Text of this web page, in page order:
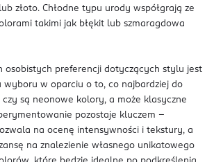
złoto. Chłodne typu urody współgrają ze
takimi jak błękit lub szmaragdowa
osobistych preferencji dotyczących stylu jest
wyboru w oparciu o to, co najbardziej do
są neonowe kolory, a może klasyczne
pozostaje kluczem –
na ocenę intensywności i tekstury, a
na znalezienie własnego unikatowego